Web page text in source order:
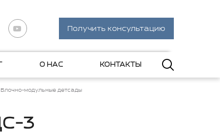
Получить консультацию
О НАС КОНТАКТЫ
Блочно-модульные детсады
3